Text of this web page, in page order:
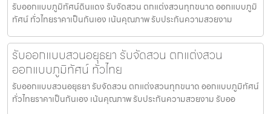
รับออกแบบภูมิทัศน์ดินแดง รับจัดสวน ตกแต่งสวนทุกขนาด ออกแบบภูมิ
ทัศน์ ทั่วไทยราคาเป็นกันเอง เน้นคุณภาพ รับประกันความสวยงาม
รับออกแบบสวนอยุธยา รับจัดสวน ตกแต่งสวน
ออกแบบภูมิทัศน์ ทั่วไทย
รับออกแบบสวนอยุธยา รับจัดสวน ตกแต่งสวนทุกขนาด ออกแบบภูมิทัศน์
ทั่วไทยราคาเป็นกันเอง เน้นคุณภาพ รับประกันความสวยงาม รับออ